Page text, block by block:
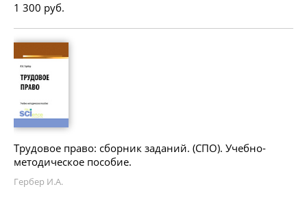
1 300 руб.
Трудовое право: сборник заданий. (СПО). Учебно-
методическое пособие.
Гербер И.А.